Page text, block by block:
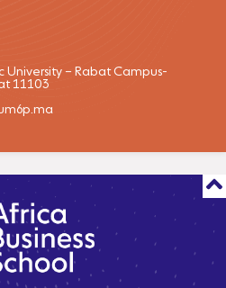
University – Rabat Campus-
11103